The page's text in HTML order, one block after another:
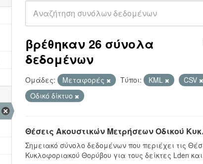
βρέθηκαν 26 σύνολα
δεδομένων
Ομάδες: Μεταφορές Τύποι: KML CSV
Οδικό δίκτυο
Θέσεις Ακουστικών Μετρήσεων Οδικού
Σημειακό σύνολο δεδομένων που περιέχει τις
Κυκλοφοριακού Θορύβου για τους δείκτες Lden